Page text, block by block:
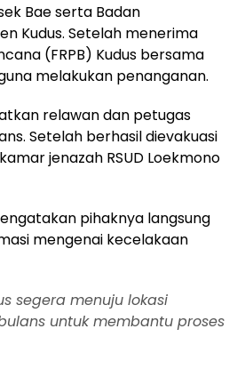
Bae serta Badan
Kudus. Setelah menerima
(FRPB) Kudus bersama
melakukan penanganan.
relawan dan petugas
Setelah berhasil dievakuasi
jenazah RSUD Loekmono
pihaknya langsung
mengenai kecelakaan
segera menuju lokasi
untuk membantu proses